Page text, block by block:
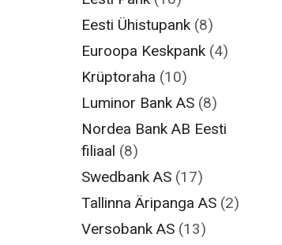
Eesti Ühistupank (8)
Euroopa Keskpank (4)
Krüptoraha (10)
Luminor Bank AS (8)
Nordea Bank AB Eesti
filiaal (8)
Swedbank AS (17)
Tallinna Äripanga AS (2)
Versobank AS (13)